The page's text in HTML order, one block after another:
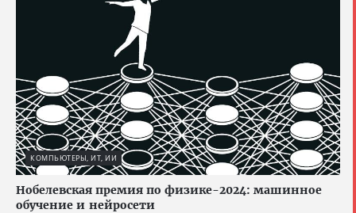
КОМПЬЮТЕРЫ, ИТ, ИИ
Нобелевская премия по физике-2024: машинное
обучение и нейросети